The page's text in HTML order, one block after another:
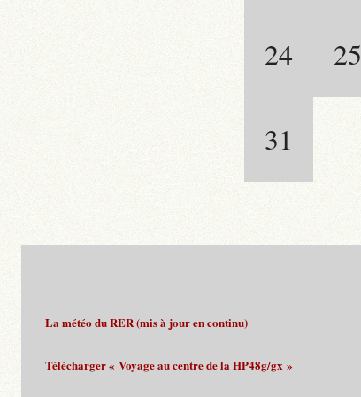
24 25
31
La météo du RER (mis à jour en continu)
Télécharger « Voyage au centre de la HP48g/gx »